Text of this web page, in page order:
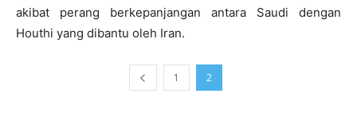
akibat perang berkepanjangan antara Saudi dengan
Houthi yang dibantu oleh Iran.
1 2